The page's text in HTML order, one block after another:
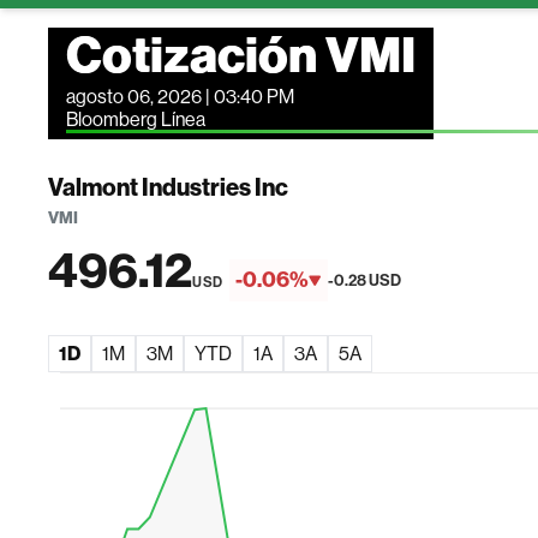
Cotización VMI
agosto 06, 2026 | 03:40 PM
Bloomberg Línea
Valmont Industries Inc
VMI
496.12USD -0.06% -0.28 USD
1D 1M 3M YTD 1A 3A 5A